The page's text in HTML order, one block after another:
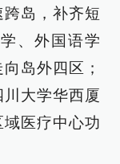
岛，补齐短
、外国语学
岛外四区；
大学华西厦
医疗中心功